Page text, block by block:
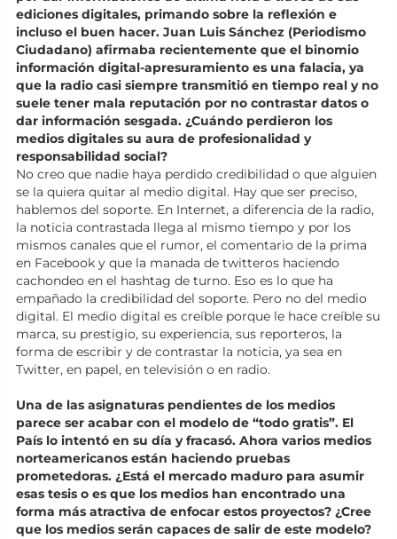
ediciones digitales, primando sobre la reflexión e
incluso el buen hacer. Juan Luis Sánchez (Periodismo
Ciudadano) afirmaba recientemente que el binomio
información digital-apresuramiento es una falacia, ya
que la radio casi siempre transmitió en tiempo real y no
suele tener mala reputación por no contrastar datos o
dar información sesgada. ¿Cuándo perdieron los
medios digitales su aura de profesionalidad y
responsabilidad social?
No creo que nadie haya perdido credibilidad o que alguien
se la quiera quitar al medio digital. Hay que ser preciso,
hablemos del soporte. En Internet, a diferencia de la radio,
la noticia contrastada llega al mismo tiempo y por los
mismos canales que el rumor, el comentario de la prima
en Facebook y que la manada de twitteros haciendo
cachondeo en el hashtag de turno. Eso es lo que ha
empañado la credibilidad del soporte. Pero no del medio
digital. El medio digital es creíble porque le hace creíble su
marca, su prestigio, su experiencia, sus reporteros, la
forma de escribir y de contrastar la noticia, ya sea en
Twitter, en papel, en televisión o en radio.
Una de las asignaturas pendientes de los medios
parece ser acabar con el modelo de “todo gratis”. El
País lo intentó en su día y fracasó. Ahora varios medios
norteamericanos están haciendo pruebas
prometedoras. ¿Está el mercado maduro para asumir
esas tesis o es que los medios han encontrado una
forma más atractiva de enfocar estos proyectos? ¿Cree
que los medios serán capaces de salir de este modelo?